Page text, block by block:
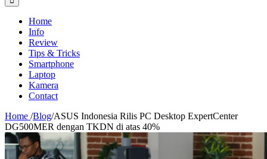
Home
Info
Review
Tips & Tricks
Smartphone
Laptop
Kamera
Contact
Home /Blog/ASUS Indonesia Rilis PC Desktop ExpertCenter
DG500MER dengan TKDN di atas 40%